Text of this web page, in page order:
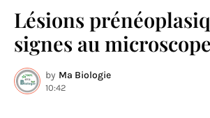
Lésions
signes au microscope
by Ma Biologie
10:42